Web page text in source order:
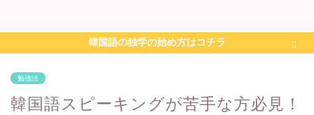
韓国語の独学の始め方はコチラ
勉強法
韓国語スピーキングが苦手な方必見！